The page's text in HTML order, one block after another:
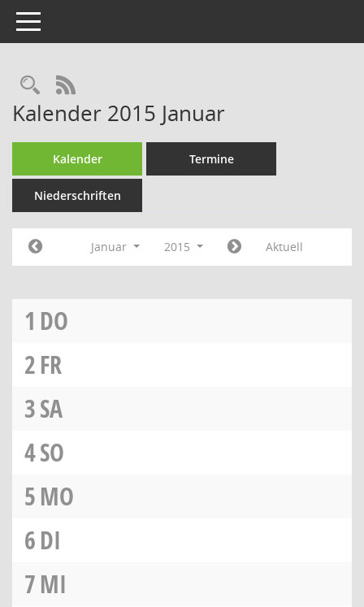
Toggle navigation
Rechercheauswahl
RSS-Feed
Kalender 2015 Januar
Kalender Termine
Niederschriften
Januar 2015 Aktuell
1 DO
2FR
3SA
4SO
5MO
6DI
7MI